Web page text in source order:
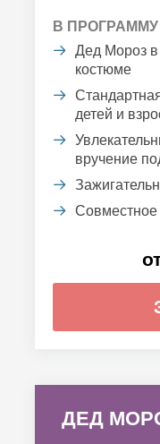
В
Дед Мороз
костюме
детей и
вручение
ДЕД